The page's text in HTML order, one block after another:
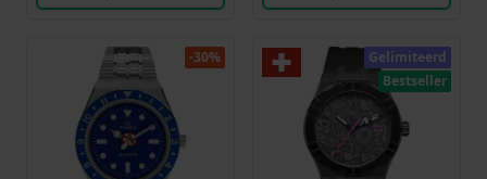
-30%
Gelimiteerd
Bestseller